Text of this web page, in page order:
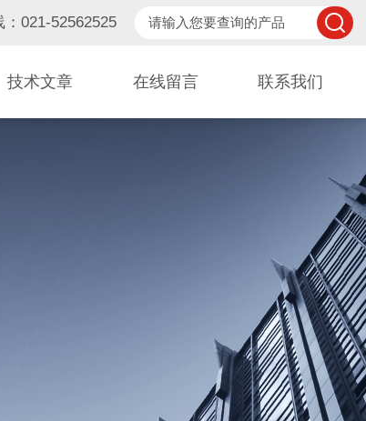
：021-52562525
技术文章 在线留言 联系我们